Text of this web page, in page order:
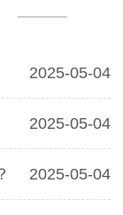
2025-05-04
2025-05-04
2025-05-04